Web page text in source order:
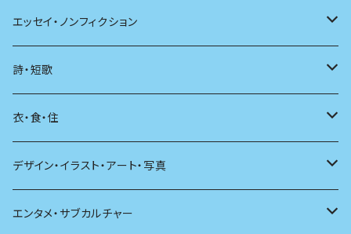
日本
海外
日本語
文学理論
評論
エッセイ・ノンフィクション
エッセイ
日記
ノンフィクション
その他
詩・短歌
詩
短歌
その他
衣・食・住
着る
食べる
デザイン・イラスト・アート・写真
デザイン
エンタメ・サブカルチャー